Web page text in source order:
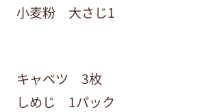
小麦粉 大さじ1
キャベツ 3枚
しめじ 1パック